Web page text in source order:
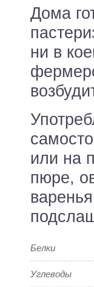
Дома
ни в
или на
пюре,
Белки
Углеводы